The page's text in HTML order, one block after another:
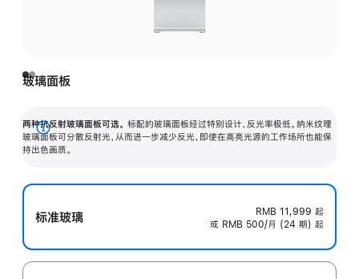
玻璃面板
两种抗反射玻璃面板可选。 标配的玻璃面板经过特别设计，反光率极低。纳米纹理
玻璃面板可分散反射光，从而进一步减少反光，即使在高亮光源的工作场所也能保
持出色画质。
展
开
标准玻璃 RMB 11,999 起
或 RMB 500/月 (24 期) 起